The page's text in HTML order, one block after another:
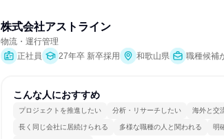
株式会社アストライン
物流・運行管理
正社員
27年卒 新卒採用 和歌山県 職種候補
こんな人におすすめ
プロジェクトを推進したい 分析・リサーチしたい 海外と交
長く同じ会社に居続けられる 多様な職種の人と関われる 明